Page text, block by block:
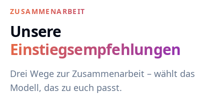
ZUSAMMENARBEIT
Unsere
Einstiegsempfehlungen
Drei Wege zur Zusammenarbeit – wählt das
Modell, das zu euch passt.